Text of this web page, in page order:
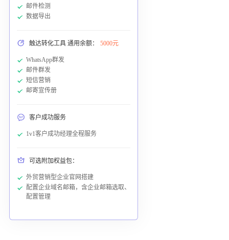
邮件检测
数据导出
触达转化工具 通用余额： 5000元
WhatsApp群发
邮件群发
短信营销
邮寄宣传册
客户成功服务
1v1客户成功经理全程服务
可选附加权益包：
外贸营销型企业官网搭建
配置企业域名邮箱，含企业邮箱选取、
配置管理